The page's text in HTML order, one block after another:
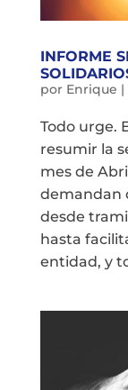
INFORME
por Enrique |
Todo urge.
resumir la
mes de
demandan
desde
hasta
entidad, y